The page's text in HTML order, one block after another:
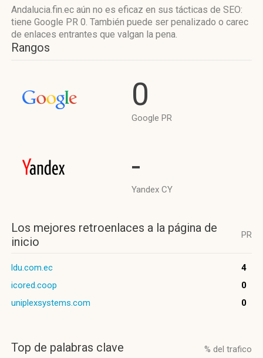
Andalucia.fin.ec aún no es eficaz en sus tácticas de SEO:
tiene Google PR 0. También puede ser penalizado o carec
de enlaces entrantes que valgan la pena.
Rangos
0
Google PR
-
Yandex CY
Los mejores retroenlaces a la página de
inicio
PR
ldu.com.ec
4
icored.coop
0
uniplexsystems.com
0
Top de palabras clave % del trafico